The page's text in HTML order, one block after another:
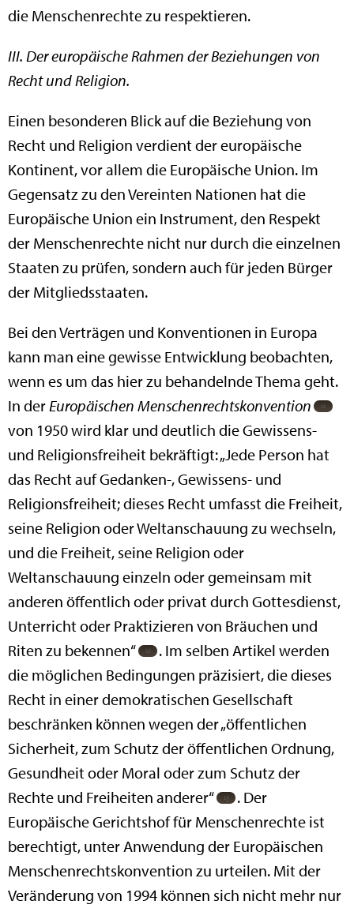
die Menschenrechte zu respektieren.
III. Der europäische Rahmen der Beziehungen von
Recht und Religion.
Einen besonderen Blick auf die Beziehung von
Recht und Religion verdient der europäische
Kontinent, vor allem die Europäische Union. Im
Gegensatz zu den Vereinten Nationen hat die
Europäische Union ein Instrument, den Respekt
der Menschenrechte nicht nur durch die einzelnen
Staaten zu prüfen, sondern auch für jeden Bürger
der Mitgliedsstaaten.
Bei den Verträgen und Konventionen in Europa
kann man eine gewisse Entwicklung beobachten,
wenn es um das hier zu behandelnde Thema geht.
In der Europäischen Menschenrechtskonvention
von 1950 wird klar und deutlich die Gewissens-
und Religionsfreiheit bekräftigt: „Jede Person hat
das Recht auf Gedanken-, Gewissens- und
Religionsfreiheit; dieses Recht umfasst die Freiheit,
seine Religion oder Weltanschauung zu wechseln,
und die Freiheit, seine Religion oder
Weltanschauung einzeln oder gemeinsam mit
anderen öffentlich oder privat durch Gottesdienst,
Unterricht oder Praktizieren von Bräuchen und
Riten zu bekennen“
. Im selben Artikel werden
die möglichen Bedingungen präzisiert, die dieses
Recht in einer demokratischen Gesellschaft
beschränken können wegen der „öffentlichen
Sicherheit, zum Schutz der öffentlichen Ordnung,
Gesundheit oder Moral oder zum Schutz der
Rechte und Freiheiten anderer“
. Der
Europäische Gerichtshof für Menschenrechte ist
berechtigt, unter Anwendung der Europäischen
Menschenrechtskonvention zu urteilen. Mit der
Veränderung von 1994 können sich nicht mehr nur